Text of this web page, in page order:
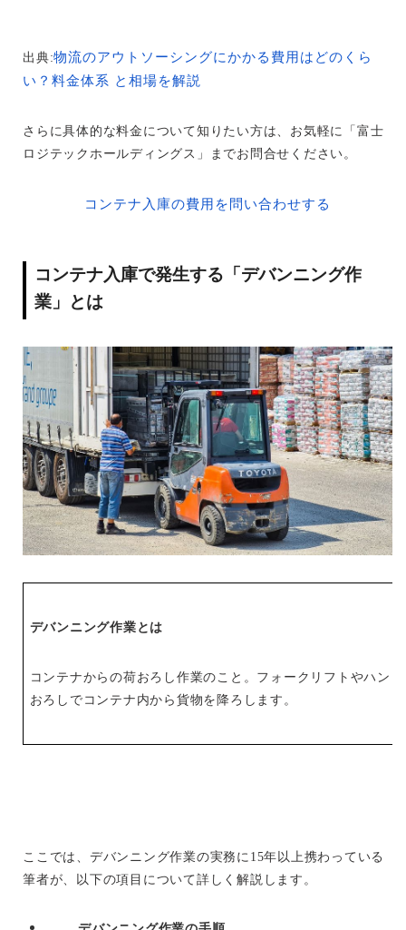
出典:物流のアウトソーシングにかかる費用はどのくら
い？料金体系 と相場を解説
さらに具体的な料金について知りたい方は、お気軽に「富士
ロジテックホールディングス」までお問合せください。
コンテナ入庫の費用を問い合わせする
コンテナ入庫で発生する「デバンニング作
業」とは
デバンニング作業とは
コンテナからの荷おろし作業のこと。フォークリフトやハン
おろしでコンテナ内から貨物を降ろします。
ここでは、デバンニング作業の実務に15年以上携わっている
筆者が、以下の項目について詳しく解説します。